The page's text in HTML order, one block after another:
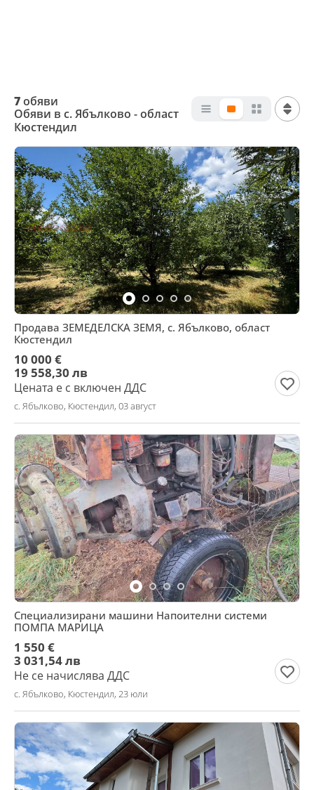
7обяви
Обяви в с. Ябълково - област
Кюстендил
Продава ЗЕМЕДЕЛСКА ЗЕМЯ, с. Ябълково, област
Кюстендил
10 000 €
19 558,30 лв
Цената е с включен ДДС
с. Ябълково, Кюстендил, 03 август
Специализирани машини Напоителни системи
ПОМПА МАРИЦА
1 550 €
3 031,54 лв
Не се начислява ДДС
с. Ябълково, Кюстендил, 23 юли